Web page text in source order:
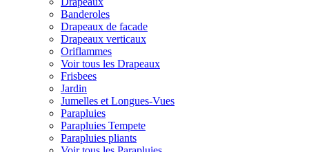
Banderoles
Drapeaux de facade
Drapeaux verticaux
Oriflammes
Voir tous les Drapeaux
Frisbees
Jardin
Jumelles et Longues-Vues
Parapluies
Parapluies Tempete
Parapluies pliants